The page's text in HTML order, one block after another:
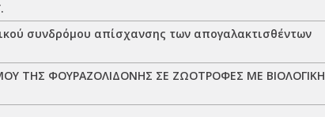
συνδρόμου απίσχανσης των απογαλακτισθέντων
ΤΗΣ ΦΟΥΡΑΖΟΛΙΔΟΝΗΣ ΣΕ ΖΩΟΤΡΟΦΕΣ ΜΕ ΒΙΟΛΟΓΙΚΗ